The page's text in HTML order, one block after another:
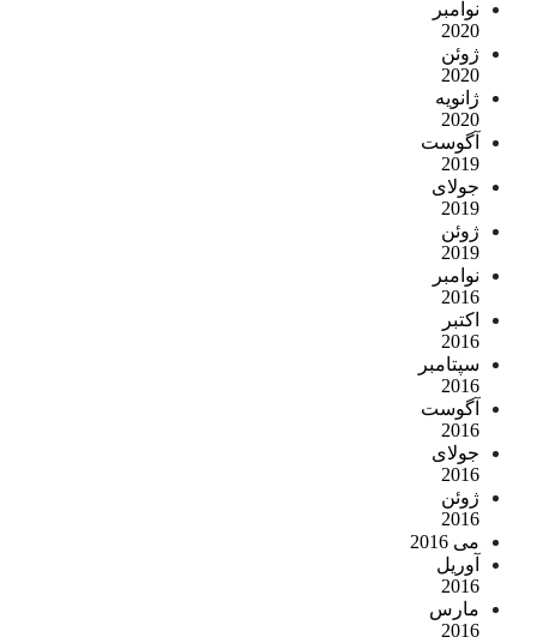
نوامبر
2020
ژوئن
2020
ژانویه
2020
آگوست
2019
جولای
2019
ژوئن
2019
نوامبر
2016
اکتبر
2016
سپتامبر
2016
آگوست
2016
جولای
2016
ژوئن
2016
می 2016
آوریل
2016
مارس
2016